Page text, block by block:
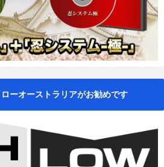
ーオーストラリアがお勧めです